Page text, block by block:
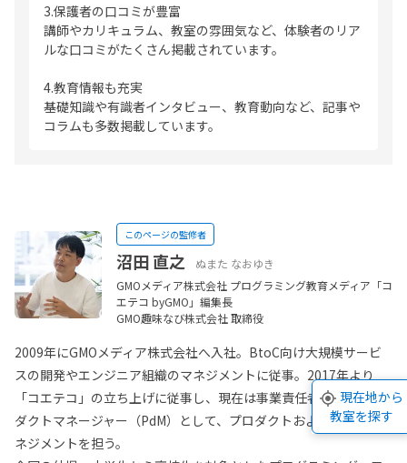
3.保護者の口コミが豊富
講師やカリキュラム、教室の雰囲気など、体験者のリア
ルな口コミがたくさん掲載されています。
4.教育情報も充実
基礎知識や有識者インタビュー、教育動向など、記事や
コラムも多数掲載しています。
このページの監修者
沼田 直之
ぬまた なおゆき
GMOメディア株式会社 プログラミング教育メディア「コ
エテコ byGMO」編集長
GMO趣味なび株式会社 取締役
2009年にGMOメディア株式会社へ入社。BtoC向け大規模サービ
スの開発やエンジニア組織のマネジメントに従事。2017年より
「コエテコ」の立ち上げに従事し、現在は事業責任者およびプロ
ダクトマネージャー（PdM）として、プロダクトおよび開発のマ
ネジメントを担う。
現在地から
教室を探す